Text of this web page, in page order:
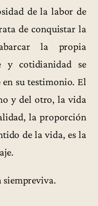
de la labor de
de conquistar la
la propia
y cotidianidad se
su testimonio. El
y del otro, la vida
la proporción
de la vida, es la
siempreviva.